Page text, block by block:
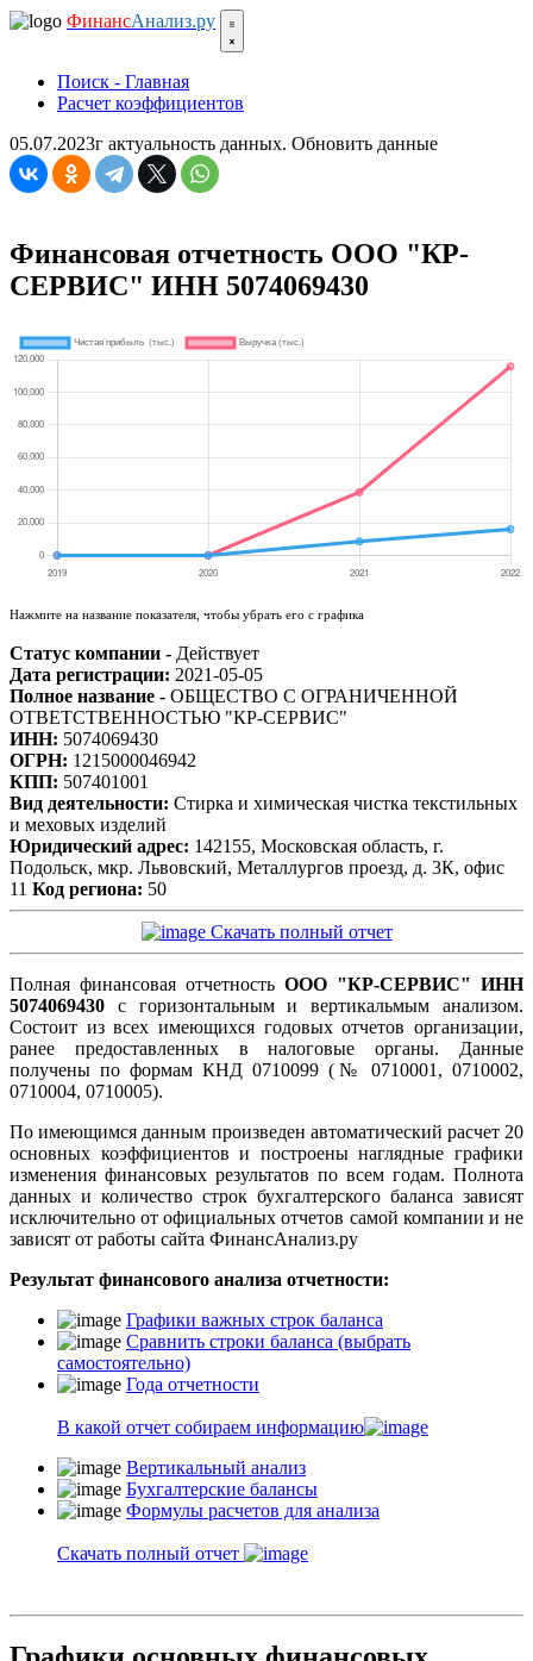
ФинансАнализ.ру
Поиск - Главная
Расчет коэффициентов
05.07.2023г актуальность данных. Обновить данные
Финансовая отчетность ООО "КР-
СЕРВИС" ИНН 5074069430
Нажмите на название показателя, чтобы убрать его с графика
Статус компании - Действует
Дата регистрации: 2021-05-05
Полное название - ОБЩЕСТВО С ОГРАНИЧЕННОЙ
ОТВЕТСТВЕННОСТЬЮ "КР-СЕРВИС"
ИНН: 5074069430
ОГРН: 1215000046942
КПП: 507401001
Вид деятельности: Стирка и химическая чистка текстильных
и меховых изделий
Юридический адрес: 142155, Московская область, г.
Подольск, мкр. Львовский, Металлургов проезд, д. 3К, офис
11 Код региона: 50
Скачать полный отчет
Полная финансовая отчетность ООО "КР-СЕРВИС" ИНН
5074069430 с горизонтальным и вертикальмым анализом.
Состоит из всех имеющихся годовых отчетов организации,
ранее предоставленных в налоговые органы. Данные
получены по формам КНД 0710099 (№ 0710001, 0710002,
0710004, 0710005).
По имеющимся данным произведен автоматический расчет 20
основных коэффициентов и построены наглядные графики
изменения финансовых результатов по всем годам. Полнота
данных и количество строк бухгалтерского баланса зависят
исключительно от официальных отчетов самой компании и не
зависят от работы сайта ФинансАнализ.ру
Результат финансового анализа отчетности:
Графики важных строк баланса
Сравнить строки баланса (выбрать
самостоятельно)
Года отчетности
В какой отчет собираем информацию
Вертикальный анализ
Бухгалтерские балансы
Формулы расчетов для анализа
Скачать полный отчет